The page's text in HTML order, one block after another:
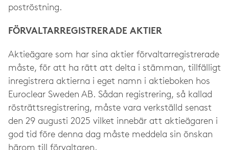
poströstning.
FÖRVALTARREGISTRERADE AKTIER
Aktieägare som har sina aktier förvaltarregistrerade
måste, för att ha rätt att delta i stämman, tillfälligt
inregistrera aktierna i eget namn i aktieboken hos
Euroclear Sweden AB. Sådan registrering, så kallad
rösträttsregistrering, måste vara verkställd senast
den 29 augusti 2025 vilket innebär att aktieägaren i
god tid före denna dag måste meddela sin önskan